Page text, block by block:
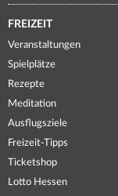
FREIZEIT
Veranstaltungen
Spielplätze
Rezepte
Meditation
Ausflugsziele
Freizeit-Tipps
Ticketshop
Lotto Hessen